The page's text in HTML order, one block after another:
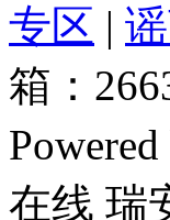
专区 |
箱：
在线 瑞